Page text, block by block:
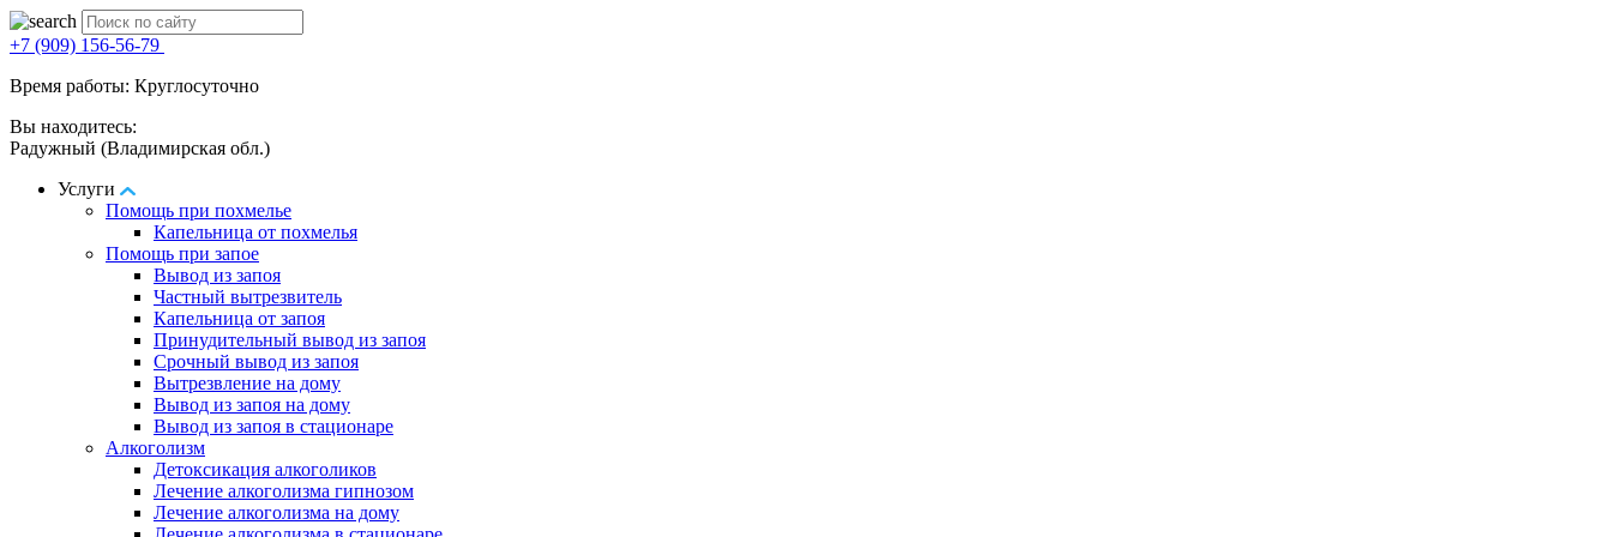
+7 (909) 156-56-79
Время работы: Круглосуточно
Вы находитесь:
Радужный (Владимирская обл.)
Услуги
Помощь при похмелье
Капельница от похмелья
Помощь при запое
Вывод из запоя
Частный вытрезвитель
Капельница от запоя
Принудительный вывод из запоя
Срочный вывод из запоя
Вытрезвление на дому
Вывод из запоя на дому
Вывод из запоя в стационаре
Алкоголизм
Детоксикация алкоголиков
Лечение алкоголизма гипнозом
Лечение алкоголизма на дому